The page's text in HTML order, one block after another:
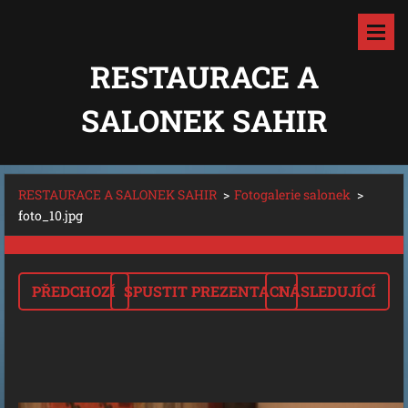
RESTAURACE A
SALONEK SAHIR
RESTAURACE A SALONEK SAHIR > Fotogalerie salonek >
foto_10.jpg
PŘEDCHOZÍ SPUSTIT PREZENTACINÁSLEDUJÍCÍ